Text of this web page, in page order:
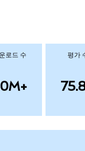
로드 수 평가